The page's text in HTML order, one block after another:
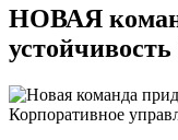
НОВАЯ
устойчивость
Корпоративное